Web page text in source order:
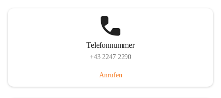
Telefonnummer
+43 2247 2290
Anrufen